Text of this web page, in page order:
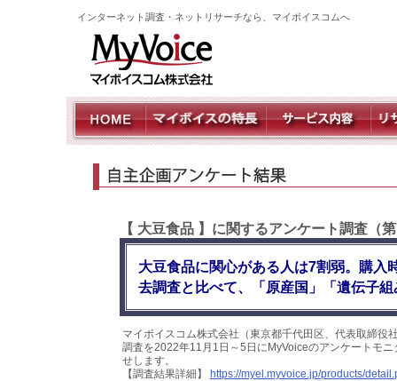
インターネット調査・ネットリサーチなら、マイボイスコムへ
【 大豆食品 】に関するアンケート調査（
大豆食品に関心がある人は7割弱。購入
去調査と比べて、「原産国」「遺伝子
マイボイスコム株式会社（東京都千代田区、代表取締
調査を2022年11月1日～5日にMyVoiceのアンケートモ
せします。
【調査結果詳細】
https://myel.myvoice.jp/products/